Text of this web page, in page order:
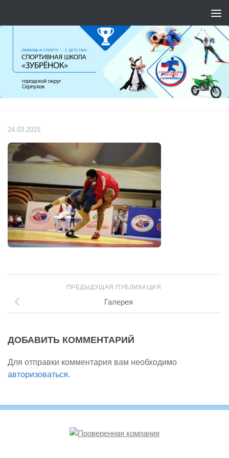
24.03.2015
ПРЕДЫДУЩАЯ ПУБЛИКАЦИЯ
Галерея
ДОБАВИТЬ КОММЕНТАРИЙ
Для отправки комментария вам необходимо
авторизоваться.